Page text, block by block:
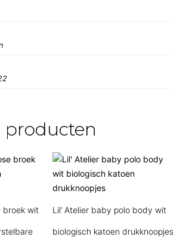
producten
broek wit Lil’ Atelier baby polo body wit
biologisch katoen drukknoopjes